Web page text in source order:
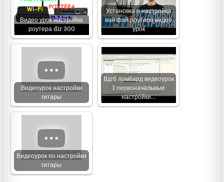
Видео урок настройка
роутера dir 300
Установка и настройка
вай фай роутера видео
урок
Видеоурок настройки
гитары
Вдгб ломбард видеоурок
1 первоначальные
настройки…
Видеоурок по настройки
гитары